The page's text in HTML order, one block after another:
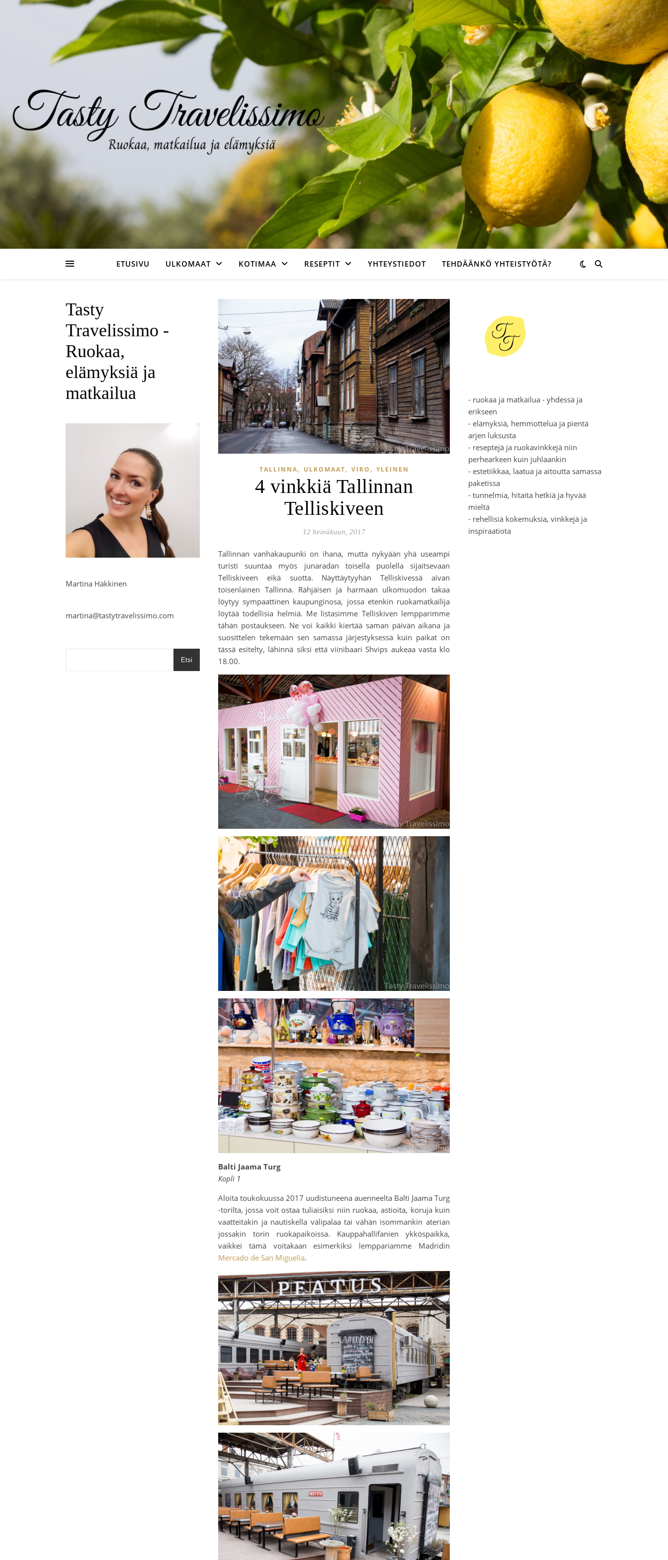
ETUSIVU ULKOMAAT KOTIMAA RESEPTIT YHTEYSTIEDOT TEHDÄÄNKÖ YHTEISTYÖTÄ?
Tasty
Travelissimo -
Ruokaa,
elämyksiä ja
matkailua
Martina Häkkinen
martina@tastytravelissimo.com
Etsi
TALLINNA, ULKOMAAT, VIRO , YLEINEN
4 vinkkiä Tallinnan
Telliskiveen
12 heinäkuun, 2017
Tallinnan vanhakaupunki on ihana, mutta nykyään yhä useampi
turisti suuntaa myös junaradan toisella puolella sijaitsevaan
Telliskiveen eikä suotta. Näyttäytyyhän Telliskivessä aivan
toisenlainen Tallinna. Rähjäisen ja harmaan ulkomuodon takaa
löytyy sympaattinen kaupunginosa, jossa etenkin ruokamatkailija
löytää todellisia helmiä. Me listasimme Telliskiven lempparimme
tähän postaukseen. Ne voi kaikki kiertää saman päivän aikana ja
suosittelen tekemään sen samassa järjestyksessä kuin paikat on
tässä esitelty, lähinnä siksi että viinibaari Shvips aukeaa vasta klo
18.00.
Balti Jaama Turg
Kopli 1
Aloita toukokuussa 2017 uudistuneena auenneelta Balti Jaama Turg
-torilta, jossa voit ostaa tuliaisiksi niin ruokaa, astioita, koruja kuin
vaatteitakin ja nautiskella välipalaa tai vähän isommankin aterian
jossakin torin ruokapaikoissa. Kauppahallifanien ykköspaikka,
vaikkei tämä voitakaan esimerkiksi lemppariamme Madridin
Mercado de San Miguelia.
- ruokaa ja matkailua - yhdessä ja
erikseen
- elämyksiä, hemmottelua ja pientä
arjen luksusta
- reseptejä ja ruokavinkkejä niin
perhearkeen kuin juhlaankin
- estetiikkaa, laatua ja aitoutta samassa
paketissa
- tunnelmia, hitaita hetkiä ja hyvää
mieltä
- rehellisiä kokemuksia, vinkkejä ja
inspiraatiota